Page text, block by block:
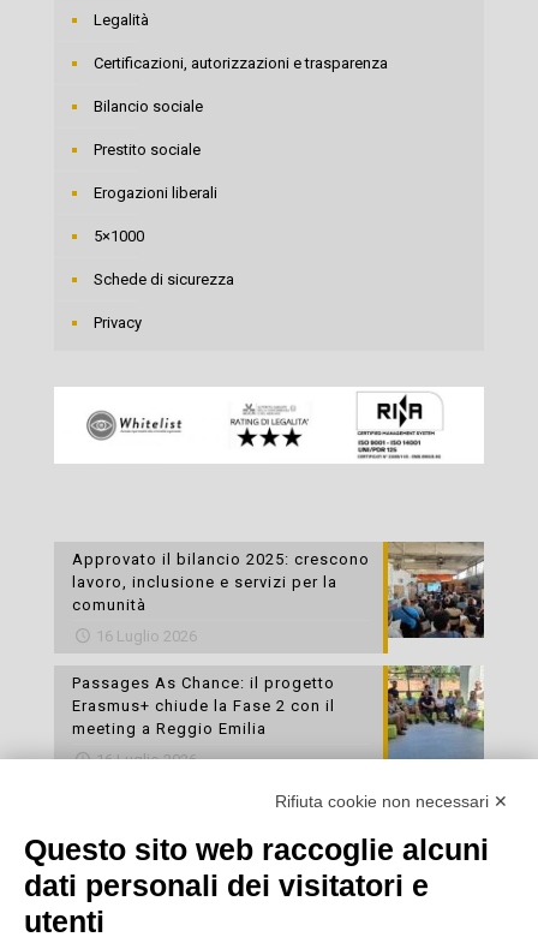
Legalità
Certificazioni, autorizzazioni e trasparenza
Bilancio sociale
Prestito sociale
Erogazioni liberali
5×1000
Schede di sicurezza
Privacy
Approvato il bilancio 2025: crescono
lavoro, inclusione e servizi per la
comunità
16 Luglio 2026
Passages As Chance: il progetto
Erasmus+ chiude la Fase 2 con il
meeting a Reggio Emilia
16 Luglio 2026
Esami di laboratorio preventivi
cura della propria salute
16 Luglio 2026
Rifiuta cookie non necessari ✕
Questo sito web raccoglie alcuni
dati personali dei visitatori e
utenti